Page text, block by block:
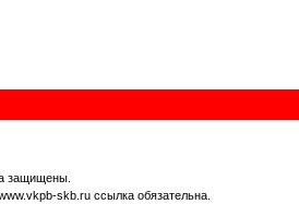
защищены.
skb.ru ссылка обязательна.